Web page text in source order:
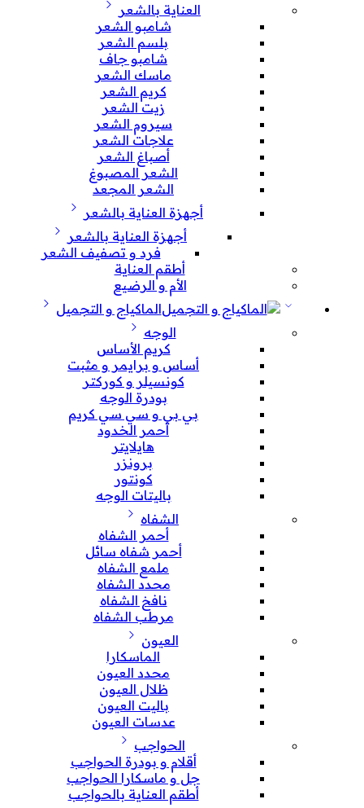
العناية بالشعر
شامبو الشعر
بلسم الشعر
شامبو جاف
ماسك الشعر
كريم الشعر
زيت الشعر
سيروم الشعر
علاجات الشعر
أصباغ الشعر
الشعر المصبوغ
الشعر المجعد
أجهزة العناية بالشعر
أجهزة العناية بالشعر
فرد و تصفيف الشعر
أطقم العناية
الأم و الرضيع
الماكياج و التجميل
الوجه
كريم الأساس
أساس و برايمر و مثبت
كونسيلر و كوركتر
بودرة الوجه
بي بي و سي سي كريم
أحمر الخدود
هايلايتر
برونزر
كونتور
باليتات الوجه
الشفاه
أحمر الشفاه
أحمر شفاه سائل
ملمع الشفاه
محدد الشفاه
نافخ الشفاه
مرطب الشفاه
العيون
الماسكارا
محدد العيون
ظلال العيون
باليت العيون
عدسات العيون
الحواجب
أقلام و بودرة الحواجب
جل و ماسكارا الحواجب
أطقم العناية بالحواجب